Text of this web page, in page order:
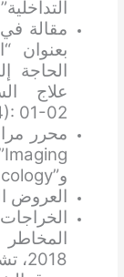
بعنوان
الحاجة
01-02.
و”Frontiers in Oncology”.
العروض
2018، تشيناي.